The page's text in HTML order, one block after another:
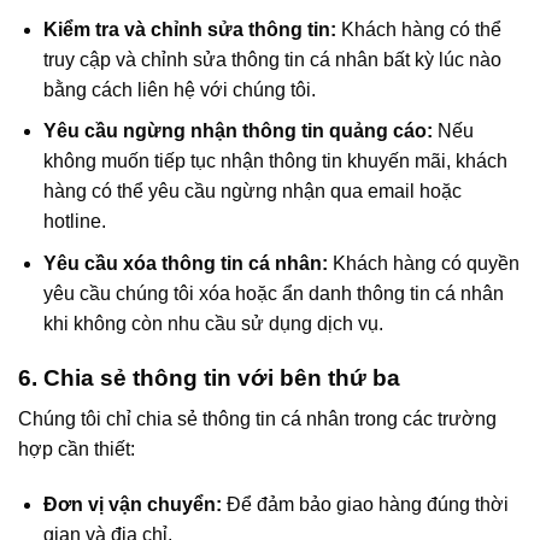
Kiểm tra và chỉnh sửa thông tin: Khách hàng có thể
truy cập và chỉnh sửa thông tin cá nhân bất kỳ lúc nào
bằng cách liên hệ với chúng tôi.
Yêu cầu ngừng nhận thông tin quảng cáo: Nếu
không muốn tiếp tục nhận thông tin khuyến mãi, khách
hàng có thể yêu cầu ngừng nhận qua email hoặc
hotline.
Yêu cầu xóa thông tin cá nhân: Khách hàng có quyền
yêu cầu chúng tôi xóa hoặc ẩn danh thông tin cá nhân
khi không còn nhu cầu sử dụng dịch vụ.
6. Chia sẻ thông tin với bên thứ ba
Chúng tôi chỉ chia sẻ thông tin cá nhân trong các trường
hợp cần thiết:
Đơn vị vận chuyển: Để đảm bảo giao hàng đúng thời
gian và địa chỉ.